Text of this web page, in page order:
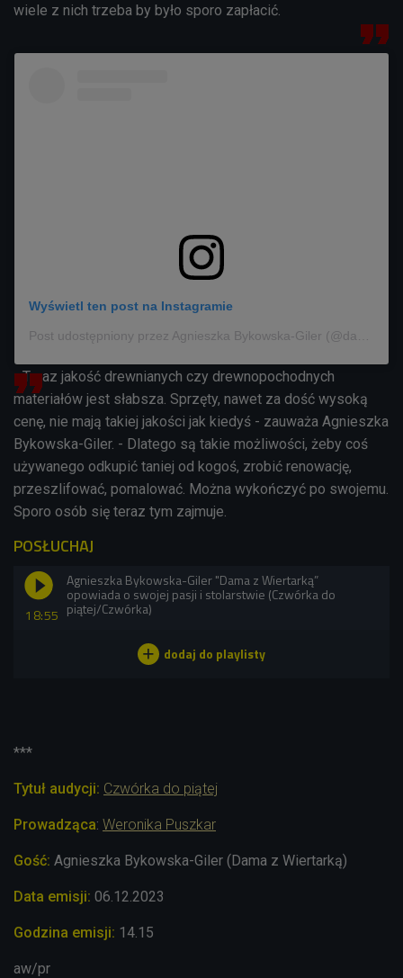
wiele z nich trzeba by było sporo zapłacić.
Wyświetl ten post na Instagramie
- Teraz jakość drewnianych czy drewnopochodnych
materiałów jest słabsza. Sprzęty, nawet za dość wysoką
cenę, nie mają takiej jakości jak kiedyś - zauważa Agnieszka
Bykowska-Giler. - Dlatego są takie możliwości, żeby coś
używanego odkupić taniej od kogoś, zrobić renowację,
przeszlifować, pomalować. Można wykończyć po swojemu.
Sporo osób się teraz tym zajmuje.
POSŁUCHAJ
18:55
Agnieszka Bykowska-Giler "Dama z Wiertarką”
opowiada o swojej pasji i stolarstwie (Czwórka do
piątej/Czwórka)
***
Tytuł audycji: Czwórka do piątej
Prowadząca: Weronika Puszkar
Gość: Agnieszka Bykowska-Giler (Dama z Wiertarką)
Data emisji: 06.12 .2023
Godzina emisji: 14.15
aw/pr